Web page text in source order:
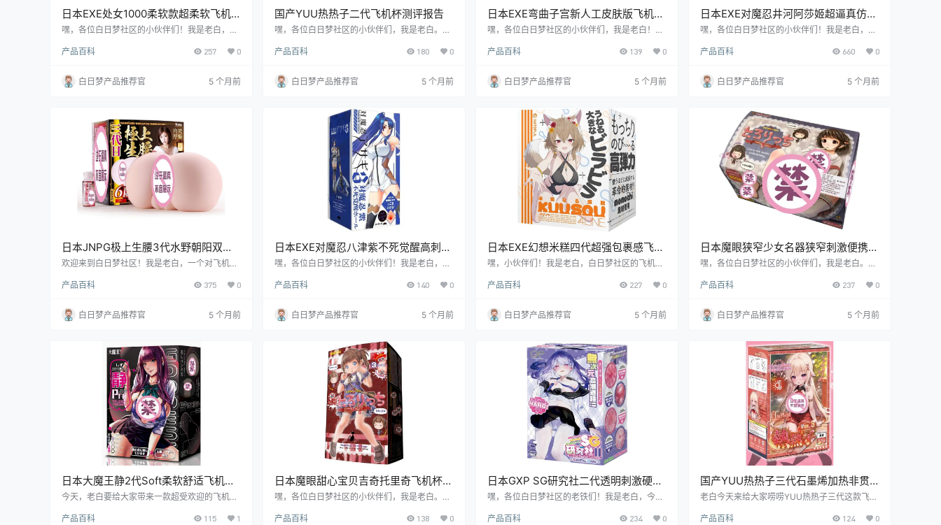
日本EXE处女1000柔软款超柔软飞机
杯测评报告
嘿，各位白日梦社区的小伙伴们！我是老白，今
飞机杯。这款飞机杯号称“处女 1000”，听起来
接下来就让我来给你们好好说道说道，看看它到
底是不是真的有那么厉害！
产品百科 257 0
白日梦产品推荐官 5 个月前
国产YUU热热子二代飞机杯测评报告
嘿，各位白日梦社区的小伙伴们，我是老白。今
机杯的详细测评。这款飞机杯号称是进阶玩家的
一起往下看，保证让你心里有数！
产品百科 180 0
白日梦产品推荐官 5 个月前
日本EXE弯曲子宫新人工皮肤版飞机杯
测评报告
嘿，各位白日梦社区的小伙伴们，我是老白！今
肤版飞机杯。这款产品号称是模拟真实体验的高
我保证让你收获满满！
产品百科 139 0
白日梦产品推荐官 5 个月前
日本EXE对魔忍井河阿莎姬超逼真仿生
飞机杯测评报告
嘿，各位白日梦社区的小伙伴们！我是老白，今
姬飞机杯。这玩意儿可是号称超逼真仿生，到底
让你了解得明明白白。
产品百科 660 0
白日梦产品推荐官 5 个月前
日本JNPG极上生腰3代水野朝阳双穴
设计大型手动臀飞机杯测评
欢迎来到白日梦社区！我是老白，一个对飞机杯
唠JNPG极上生腰3代-水野朝阳这款大型手动
体验，吸引了众多玩家的关注。接下来，我将从
多个维度为大家详细解读这款产品的特点和使用
产品百科 375 0
白日梦产品推荐官 5 个月前
日本EXE对魔忍八津紫不死觉醒高刺激
飞机杯测评报告
嘿，各位白日梦社区的小伙伴们！我是老白，今
津紫 - 不死觉醒飞机杯。这玩意儿可真是个有意
下来，咱们就一起看看它的表现到底咋样吧！
产品百科 140 0
白日梦产品推荐官 5 个月前
日本EXE幻想米糕四代超强包裹感飞机
杯测评报告
嘿，小伙伴们！我是老白，白日梦社区的飞机杯
想米糕四代飞机杯。这款产品可是让我眼前一
不值得入手。
产品百科 227 0
白日梦产品推荐官 5 个月前
日本魔眼狭窄少女名器狭窄刺激便携飞
机杯测评报告
嘿，各位白日梦社区的小伙伴们，我是老白。今
狭窄少女名器飞机杯。这玩意儿可真是让我又爱
产品百科 237 0
白日梦产品推荐官 5 个月前
日本大魔王静2代Soft柔软舒适飞机杯
测评
今天，老白要给大家带来一款超受欢迎的飞机杯
次的经典产品，每次都让我在享受中感受到它的
产品百科 115 1
日本魔眼甜心宝贝吉奇托里奇飞机杯测
评报告
嘿，各位白日梦社区的小伙伴们，我是老白。今
心宝贝吉奇托里奇飞机杯。这玩意儿到底咋样，
产品百科 138 0
日本GXP SG研究社二代透明刺激硬款
硬质刺激飞机杯测评报告
嘿，各位白日梦社区的老铁们！我是老白，今天
款飞机杯。这玩意儿可是让我眼前一亮，接下来
产品百科 234 0
国产YUU热热子三代石墨烯加热非贯
通飞机杯测评报告
老白今天来给大家唠唠YUU热热子三代这款飞机
测评经验，从各个维度为大家带来详尽且客观的
产品百科 124 0